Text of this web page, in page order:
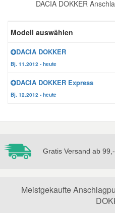
DACIA DOKKER
Modell auswählen
DACIA DOKKER
Bj. 11.2012 - heute
DACIA DOKKER Express
Bj. 12.2012 - heute
Gratis Versand ab
Meistgekaufte
Zündanlage und
Jeep Ersatzteile
Kia Ersatzteile